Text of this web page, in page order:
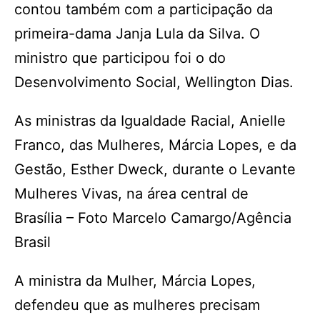
contou também com a participação da
primeira-dama Janja Lula da Silva. O
ministro que participou foi o do
Desenvolvimento Social, Wellington Dias.
As ministras da Igualdade Racial, Anielle
Franco, das Mulheres, Márcia Lopes, e da
Gestão, Esther Dweck, durante o Levante
Mulheres Vivas, na área central de
Brasília – Foto Marcelo Camargo/Agência
Brasil
A ministra da Mulher, Márcia Lopes,
defendeu que as mulheres precisam